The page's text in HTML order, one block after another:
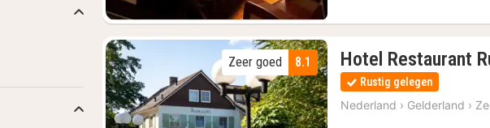
8.1
Zeer goed Hotel Restaurant
Rustig gelegen
Nederland › Gelderland ›